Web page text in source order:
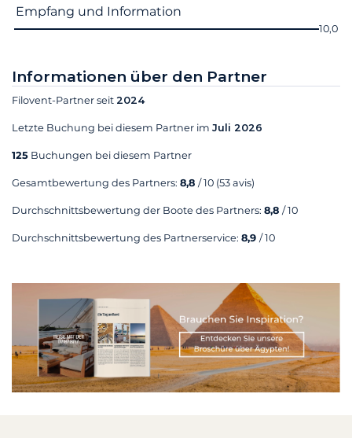
Name des Kriteriums Note
Empfang und Information
10,0
Informationen über den Partner
Filovent-Partner seit 2024
Letzte Buchung bei diesem Partner im Juli 2026
125 Buchungen bei diesem Partner
Gesamtbewertung des Partners: 8,8 / 10 (53 avis)
Durchschnittsbewertung der Boote des Partners: 8,8 / 10
Durchschnittsbewertung des Partnerservice: 8,9 / 10